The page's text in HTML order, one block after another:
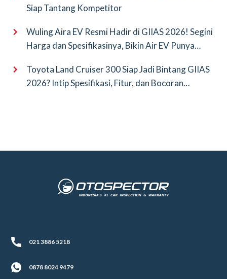
Siap Tantang Kompetitor
Wuling Aira EV Resmi Hadir di GIIAS 2026! Segini
Harga dan Spesifikasinya, Bikin Air EV Punya
Toyota Land Cruiser 300 Siap Jadi Bintang GIIAS
2026? Intip Spesifikasi, Fitur, dan Bocoran
021 3886 5218
0878 8024 9479